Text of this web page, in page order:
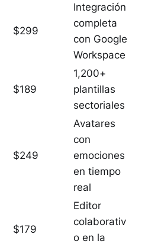
$299
Integración
completa
con Google
Workspace
$189
1,200+
plantillas
sectoriales
$249
Avatares
con
emociones
en tiempo
real
$179
Editor
colaborativ
o en la